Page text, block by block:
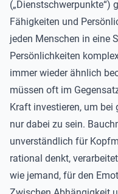
(„Dienstschwerpunkte“)
Fähigkeiten und
jeden Menschen in eine
Persönlichkeiten
immer wieder ähnlich
müssen oft im
Kraft investieren, um
nur dabei zu sein.
unverständlich für
rational denkt,
wie jemand, für den